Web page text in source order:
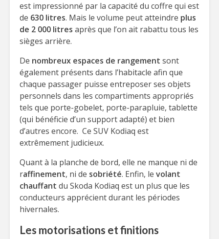
est impressionné par la capacité du coffre qui est
de 630 litres. Mais le volume peut atteindre plus
de 2 000 litres après que l’on ait rabattu tous les
sièges arrière.
De nombreux espaces de rangement sont
également présents dans l’habitacle afin que
chaque passager puisse entreposer ses objets
personnels dans les compartiments appropriés
tels que porte-gobelet, porte-parapluie, tablette
(qui bénéficie d’un support adapté) et bien
d’autres encore. Ce SUV Kodiaq est
extrêmement judicieux.
Quant à la planche de bord, elle ne manque ni de
raffinement, ni de sobriété. Enfin, le volant
chauffant du Skoda Kodiaq est un plus que les
conducteurs apprécient durant les périodes
hivernales.
Les motorisations et finitions